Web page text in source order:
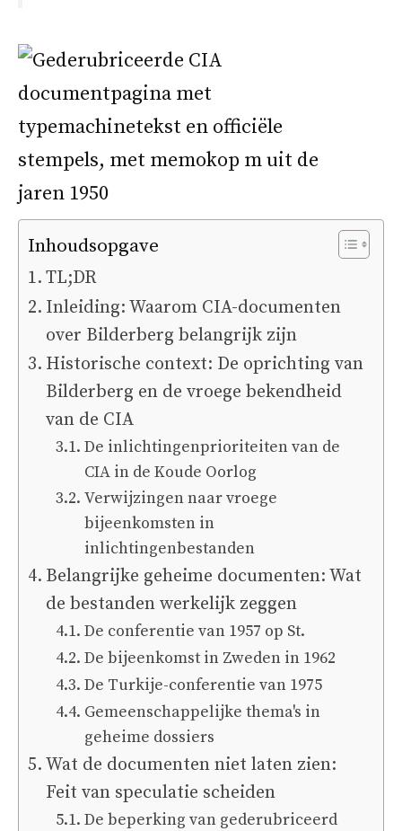
Inhoudsopgave
TL;DR
Inleiding: Waarom CIA-documenten
over Bilderberg belangrijk zijn
Historische context: De oprichting van
Bilderberg en de vroege bekendheid
van de CIA
De inlichtingenprioriteiten van de
CIA in de Koude Oorlog
Verwijzingen naar vroege
bijeenkomsten in
inlichtingenbestanden
Belangrijke geheime documenten: Wat
de bestanden werkelijk zeggen
De conferentie van 1957 op St.
De bijeenkomst in Zweden in 1962
De Turkije-conferentie van 1975
Gemeenschappelijke thema's in
geheime dossiers
Wat de documenten niet laten zien:
Feit van speculatie scheiden
De beperking van gederubriceerd